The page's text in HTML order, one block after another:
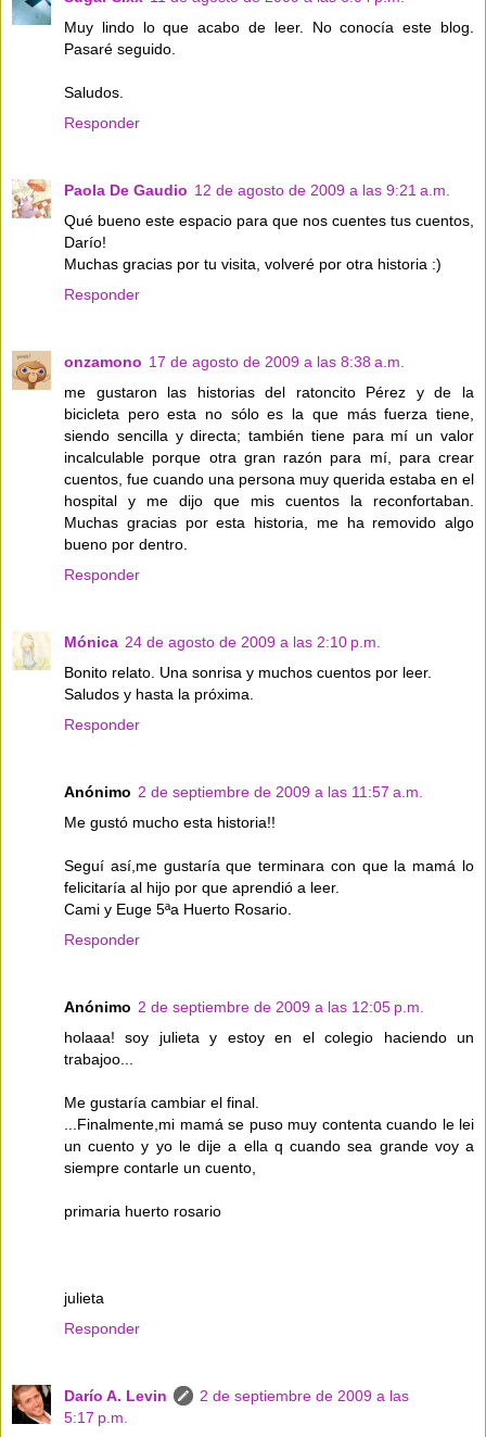
Muy lindo lo que acabo de leer. No conocía este blog.
Pasaré seguido.
Saludos.
Responder
Paola De Gaudio 12 de agosto de 2009 a las 9:21 a.m.
Qué bueno este espacio para que nos cuentes tus cuentos,
Darío!
Muchas gracias por tu visita, volveré por otra historia :)
Responder
onzamono 17 de agosto de 2009 a las 8:38 a.m.
me gustaron las historias del ratoncito Pérez y de la
bicicleta pero esta no sólo es la que más fuerza tiene,
siendo sencilla y directa; también tiene para mí un valor
incalculable porque otra gran razón para mí, para crear
cuentos, fue cuando una persona muy querida estaba en el
hospital y me dijo que mis cuentos la reconfortaban.
Muchas gracias por esta historia, me ha removido algo
bueno por dentro.
Responder
Mónica 24 de agosto de 2009 a las 2:10 p.m.
Bonito relato. Una sonrisa y muchos cuentos por leer.
Saludos y hasta la próxima.
Responder
Anónimo 2 de septiembre de 2009 a las 11:57 a.m.
Me gustó mucho esta historia!!
Seguí así,me gustaría que terminara con que la mamá lo
felicitaría al hijo por que aprendió a leer.
Cami y Euge 5ªa Huerto Rosario.
Responder
Anónimo 2 de septiembre de 2009 a las 12:05 p.m.
holaaa! soy julieta y estoy en el colegio haciendo un
trabajoo...
Me gustaría cambiar el final.
...Finalmente,mi mamá se puso muy contenta cuando le lei
un cuento y yo le dije a ella q cuando sea grande voy a
siempre contarle un cuento,
primaria huerto rosario
julieta
Responder
Darío A. Levin
2 de septiembre de 2009 a las
5:17 p.m.